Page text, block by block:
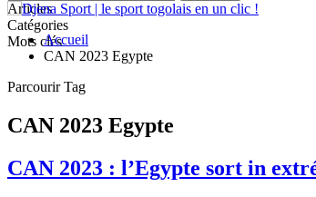
Articles
Catégories
Mots clésAccueil
CAN 2023 Egypte
Parcourir Tag
CAN 2023 Egypte
CAN 2023 : l’Egypte sort in